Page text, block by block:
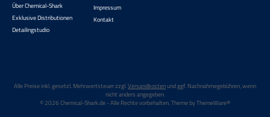
Über Chemical-Shark
Exklusive Distributionen
Detailingstudio
Impressum
Kontakt
Alle Preise inkl. gesetzl. Mehrwertsteuer zzgl.Versandkostenund ggf. Nachnahmegebühren, wenn
nicht anders angegeben.
© 2026 Chemical-Shark.de - Alle Rechte vorbehalten. Theme byThemeWare®